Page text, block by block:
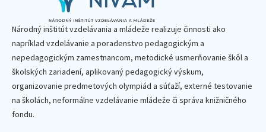
Národný inštitút vzdelávania a mládeže realizuje činnosti ako
napríklad vzdelávanie a poradenstvo pedagogickým a
nepedagogickým zamestnancom, metodické usmerňovanie škôl a
školských zariadení, aplikovaný pedagogický výskum,
organizovanie predmetových olympiád a súťaží, externé testovanie
na školách, neformálne vzdelávanie mládeže či správa knižničného
fondu.